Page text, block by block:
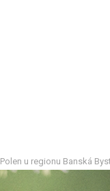
Polen u regionu Banská